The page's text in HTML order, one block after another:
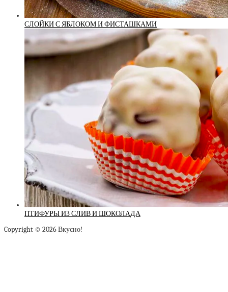
СЛОЙКИ С ЯБЛОКОМ И ФИСТАШКАМИ
ПТИФУРЫ ИЗ СЛИВ И ШОКОЛАДА
Copyright © 2026 Вкусно!